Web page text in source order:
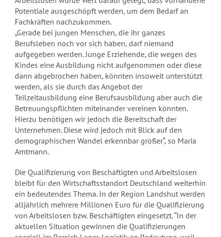
Potentiale ausgeschöpft werden, um dem Bedarf an
Fachkräften nachzukommen.
„Gerade bei jungen Menschen, die ihr ganzes
Berufsleben noch vor sich haben, darf niemand
aufgegeben werden. Junge Erziehende, die wegen des
Kindes eine Ausbildung nicht aufgenommen oder diese
dann abgebrochen haben, könnten insoweit unterstützt
werden, als sie durch das Angebot der
Teilzeitausbildung eine Berufsausbildung aber auch die
Betreuungspflichten miteinander vereinen könnten.
Hierzu benötigen wir jedoch die Bereitschaft der
Unternehmen. Diese wird jedoch mit Blick auf den
demographischen Wandel erkennbar größer“, so Maria
Amtmann.
Die Qualifizierung von Beschäftigten und Arbeitslosen
bleibt für den Wirtschaftsstandort Deutschland weiterhin
ein bedeutendes Thema. In der Region Landshut werden
alljährlich mehrere Millionen Euro für die Qualifizierung
von Arbeitslosen bzw. Beschäftigten eingesetzt. “In der
aktuellen Situation gewinnen die Qualifizierungen